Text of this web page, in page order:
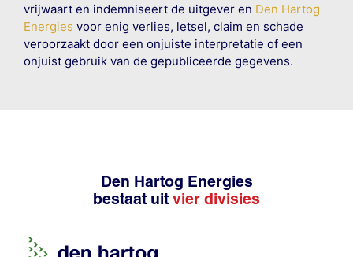
vrijwaart en indemniseert de uitgever en Den Hartog
Energies voor enig verlies, letsel, claim en schade
veroorzaakt door een onjuiste interpretatie of een
onjuist gebruik van de gepubliceerde gegevens.
Den Hartog Energies
bestaat uit vier divisies